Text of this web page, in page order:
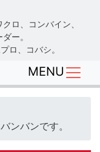
ロ、コンバイン、
ー。
ロ、コバシ。
MENU
ンバンです。